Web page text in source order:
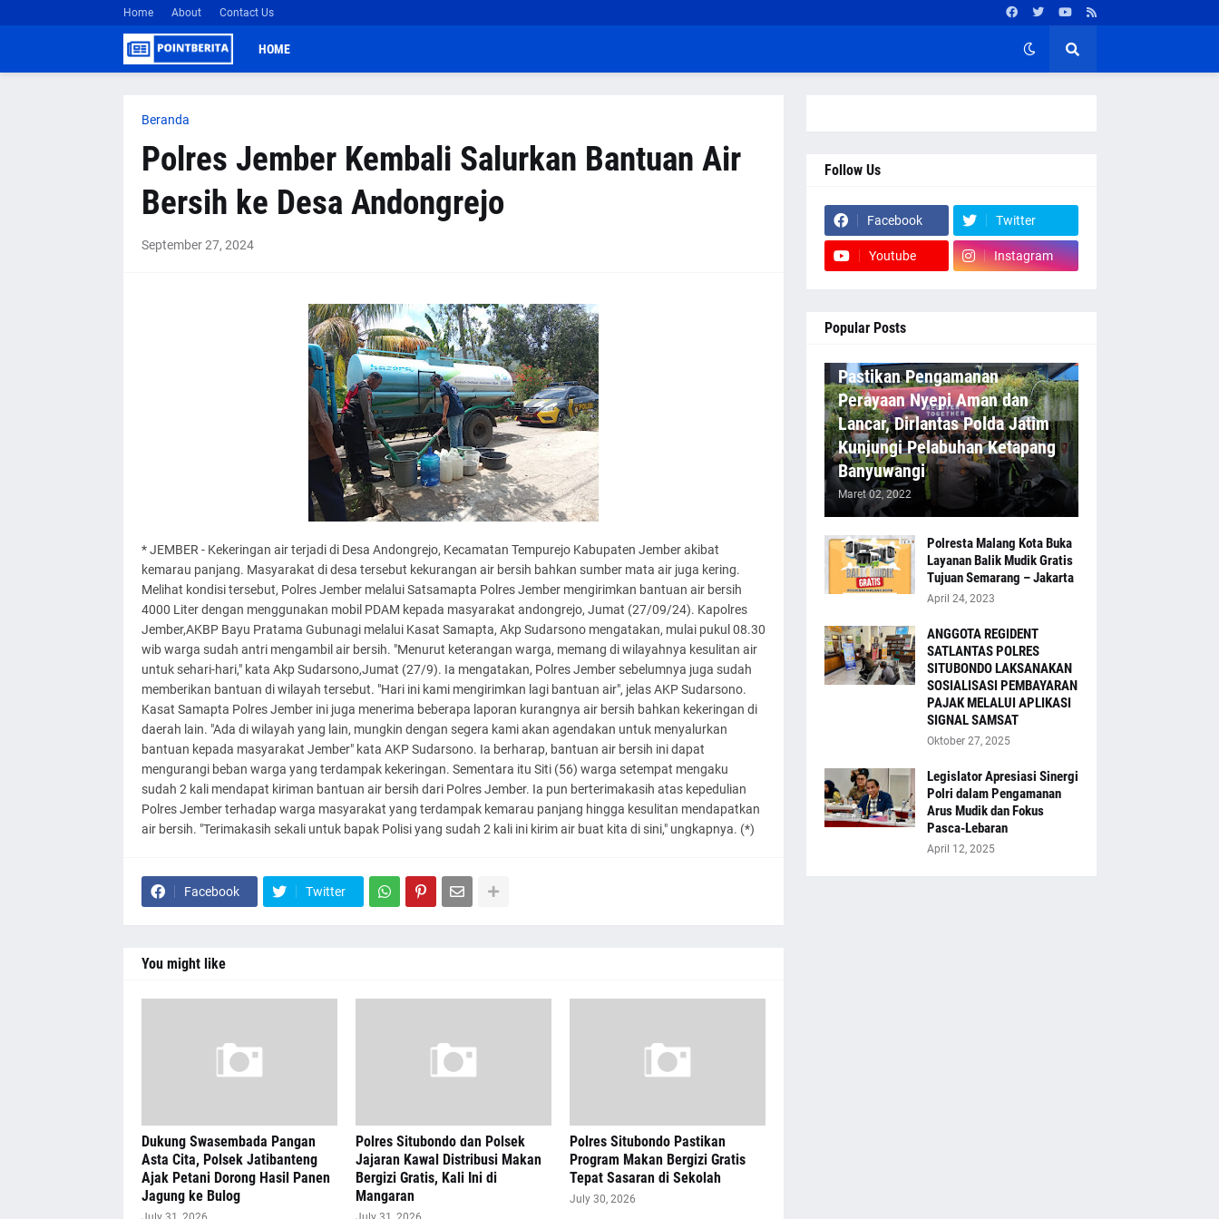
Home About Contact Us
HOME
Beranda
Polres Jember Kembali Salurkan Bantuan Air
Bersih ke Desa Andongrejo
September 27, 2024
* JEMBER - Kekeringan air terjadi di Desa Andongrejo, Kecamatan Tempurejo Kabupaten Jember akibat
kemarau panjang. Masyarakat di desa tersebut kekurangan air bersih bahkan sumber mata air juga kering.
Melihat kondisi tersebut, Polres Jember melalui Satsamapta Polres Jember mengirimkan bantuan air bersih
4000 Liter dengan menggunakan mobil PDAM kepada masyarakat andongrejo, Jumat (27/09/24). Kapolres
Jember,AKBP Bayu Pratama Gubunagi melalui Kasat Samapta, Akp Sudarsono mengatakan, mulai pukul 08.30
wib warga sudah antri mengambil air bersih. "Menurut keterangan warga, memang di wilayahnya kesulitan air
untuk sehari-hari," kata Akp Sudarsono,Jumat (27/9). Ia mengatakan, Polres Jember sebelumnya juga sudah
memberikan bantuan di wilayah tersebut. "Hari ini kami mengirimkan lagi bantuan air", jelas AKP Sudarsono.
Kasat Samapta Polres Jember ini juga menerima beberapa laporan kurangnya air bersih bahkan kekeringan di
daerah lain. "Ada di wilayah yang lain, mungkin dengan segera kami akan agendakan untuk menyalurkan
bantuan kepada masyarakat Jember" kata AKP Sudarsono. Ia berharap, bantuan air bersih ini dapat
mengurangi beban warga yang terdampak kekeringan. Sementara itu Siti (56) warga setempat mengaku
sudah 2 kali mendapat kiriman bantuan air bersih dari Polres Jember. Ia pun berterimakasih atas kepedulian
Polres Jember terhadap warga masyarakat yang terdampak kemarau panjang hingga kesulitan mendapatkan
air bersih. "Terimakasih sekali untuk bapak Polisi yang sudah 2 kali ini kirim air buat kita di sini," ungkapnya. (*)
Facebook Twitter
You might like
Dukung Swasembada Pangan
Asta Cita, Polsek Jatibanteng
Ajak Petani Dorong Hasil Panen
Jagung ke Bulog
Polres Situbondo dan Polsek
Jajaran Kawal Distribusi Makan
Bergizi Gratis, Kali Ini di
Mangaran
Polres Situbondo Pastikan
Program Makan Bergizi Gratis
Tepat Sasaran di Sekolah
July 30, 2026
Follow Us
Facebook Twitter
Youtube Instagram
Popular Posts
Pastikan Pengamanan
Perayaan Nyepi Aman dan
Lancar, Dirlantas Polda Jatim
Kunjungi Pelabuhan Ketapang
Banyuwangi
Maret 02, 2022
Polresta Malang Kota Buka
Layanan Balik Mudik Gratis
Tujuan Semarang – Jakarta
April 24, 2023
ANGGOTA REGIDENT
SATLANTAS POLRES
SITUBONDO LAKSANAKAN
SOSIALISASI PEMBAYARAN
PAJAK MELALUI APLIKASI
SIGNAL SAMSAT
Oktober 27, 2025
Legislator Apresiasi Sinergi
Polri dalam Pengamanan
Arus Mudik dan Fokus
Pasca-Lebaran
April 12, 2025